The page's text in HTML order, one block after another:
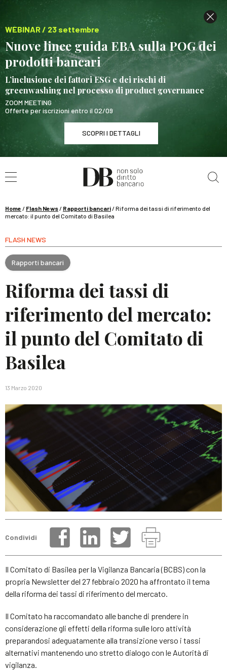
WEBINAR / 23 settembre
Nuove linee guida EBA sulla POG dei
prodotti bancari
L’inclusione dei fattori ESG e dei rischi di
greenwashing nel processo di product governance
ZOOM MEETING
Offerte per iscrizioni entro il 02/09
SCOPRI I DETTAGLI
WEBINAR / 23 settembre
Nuove linee guida EBA sulla POG dei prodotti
SCOPRI I DETTAGLI
Home / Flash News/ Rapporti bancari/Riforma dei tassi di riferimento del
mercato: il punto del Comitato di Basilea
FLASH NEWS
Rapporti bancari
Riforma dei tassi di
riferimento del mercato:
il punto del Comitato di
Basilea
13 Marzo 2020
Condividi
Il Comitato di Basilea per la Vigilanza Bancaria (BCBS) con la
propria Newsletter del 27 febbraio 2020 ha affrontato il tema
della riforma dei tassi di riferimento del mercato.
Il Comitato ha raccomandato alle banche di prendere in
considerazione gli effetti della riforma sulle loro attività
preparandosi adeguatamente alla transizione verso i tassi
alternativi mantenendo uno stretto dialogo con le Autorità di
vigilanza.